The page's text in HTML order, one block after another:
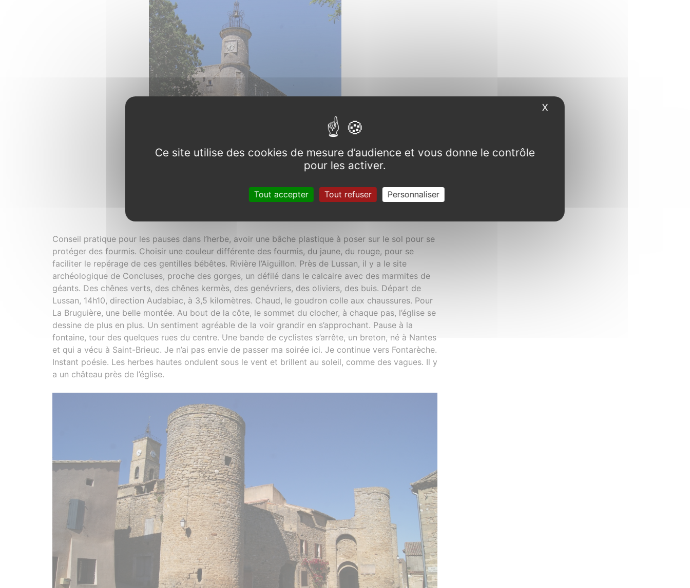
Conseil pratique pour les pauses dans l’herbe, avoir une bâche plastique à poser sur le sol pour se
protéger des fourmis. Choisir une couleur différente des fourmis, du jaune, du rouge, pour se
faciliter le repérage de ces gentilles bébêtes. Rivière l’Aiguillon. Près de Lussan, il y a le site
archéologique de Concluses, proche des gorges, un défilé dans le calcaire avec des marmites de
géants. Des chênes verts, des chênes kermès, des genévriers, des oliviers, des buis. Départ de
Lussan, 14h10, direction Audabiac, à 3,5 kilomètres. Chaud, le goudron colle aux chaussures. Pour
La Bruguière, une belle montée. Au bout de la côte, le sommet du clocher, à chaque pas, l’église se
dessine de plus en plus. Un sentiment agréable de la voir grandir en s’approchant. Pause à la
fontaine, tour des quelques rues du centre. Une bande de cyclistes s’arrête, un breton, né à Nantes
et qui a vécu à Saint-Brieuc. Je n’ai pas envie de passer ma soirée ici. Je continue vers Fontarèche.
Instant poésie. Les herbes hautes ondulent sous le vent et brillent au soleil, comme des vagues. Il y
a un château près de l’église.
Ce site utilise des cookies de mesure d’audience et vous donne le contrôle
pour les activer.
Tout accepter Tout refuser Personnaliser
X Masquer le bandeau des cookies